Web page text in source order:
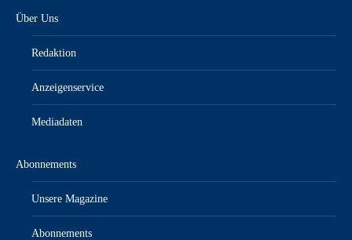
Über Uns
Redaktion
Anzeigenservice
Mediadaten
Abonnements
Unsere Magazine
Abonnements